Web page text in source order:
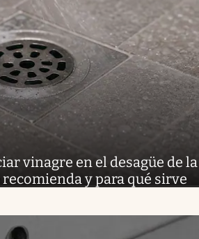
vinagre en el desagüe de la
recomienda y para qué sirve